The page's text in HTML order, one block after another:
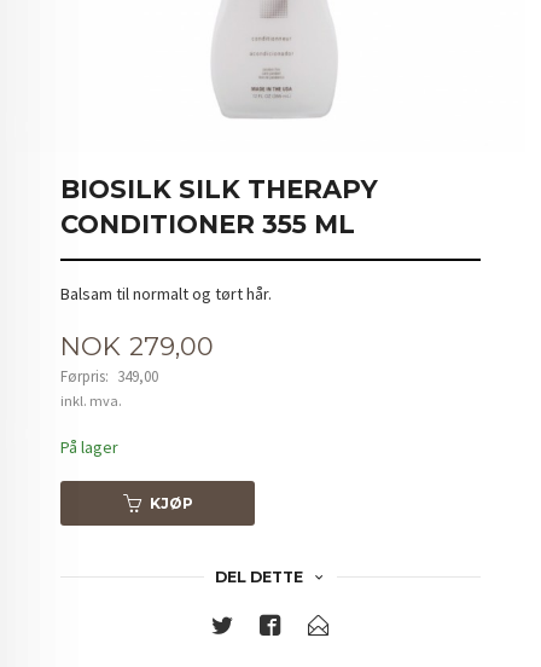
BIOSILK SILK THERAPY
CONDITIONER 355 ML
Balsam til normalt og tørt hår.
Tilbud
NOK 279,00
Førpris: 349,00
Rabatt
inkl. mva.
På lager
KJØP
DEL DETTE